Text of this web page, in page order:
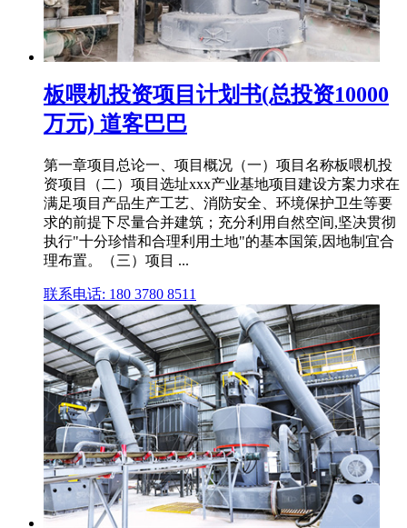
板喂机投资项目计划书(总投资10000
万元) 道客巴巴
第一章项目总论一、项目概况（一）项目名称板喂机投
资项目（二）项目选址xxx产业基地项目建设方案力求在
满足项目产品生产工艺、消防安全、环境保护卫生等要
求的前提下尽量合并建筑；充分利用自然空间,坚决贯彻
执行"十分珍惜和合理利用土地"的基本国策,因地制宜合
理布置。（三）项目 ...
联系电话: 180 3780 8511